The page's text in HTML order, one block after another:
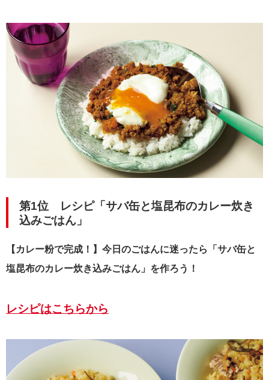
第1位 レシピ「サバ缶と塩昆布のカレー炊き
込みごはん」
【カレー粉で完成！】今日のごはんに迷ったら「サバ缶と
塩昆布のカレー炊き込みごはん」を作ろう！
レシピはこちらから